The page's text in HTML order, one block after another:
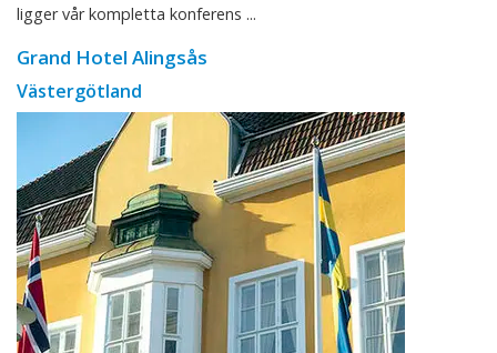
ligger vår kompletta konferens ...
Grand Hotel Alingsås
Västergötland